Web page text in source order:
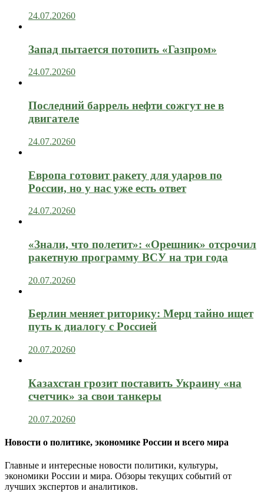
24.07.20260
Запад пытается потопить «Газпром»
24.07.20260
Последний баррель нефти сожгут не в
двигателе
24.07.20260
Европа готовит ракету для ударов по
России, но у нас уже есть ответ
24.07.20260
«Знали, что полетит»: «Орешник» отсрочил
ракетную программу ВСУ на три года
20.07.20260
Берлин меняет риторику: Мерц тайно ищет
путь к диалогу с Россией
20.07.20260
Казахстан грозит поставить Украину «на
счетчик» за свои танкеры
20.07.20260
Новости о политике, экономике России и всего мира
Главные и интересные новости политики, культуры,
экономики России и мира. Обзоры текущих событий от
лучших экспертов и аналитиков.